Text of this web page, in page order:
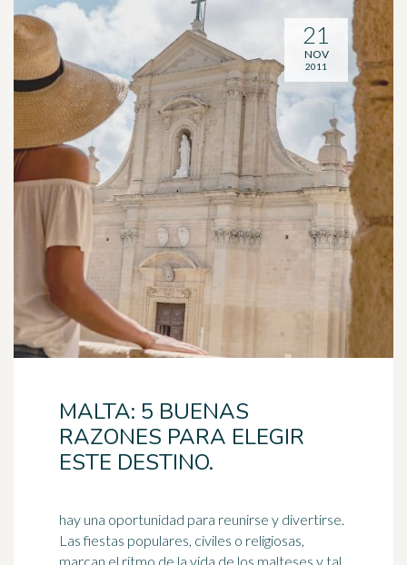
MALTA: 5 BUENAS
RAZONES PARA ELEGIR
ESTE DESTINO.
hay una oportunidad para reunirse y divertirse.
Las fiestas populares, civiles o religiosas,
marcan el ritmo de la vida de los malteses y tal
21
NOV
2011